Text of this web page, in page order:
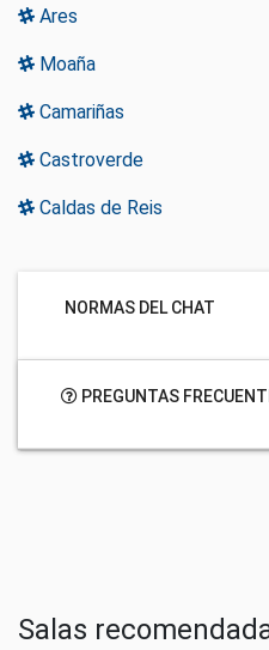
Ares
Moaña
Camariñas
Castroverde
Caldas de Reis
NORMAS DEL CHAT
PREGUNTAS
Salas